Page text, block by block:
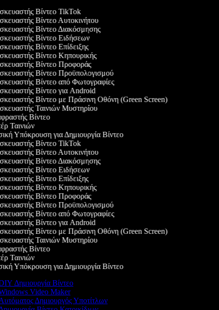
Βίντεο TikTok
Βίντεο Αυτοκινήτου
Βίντεο Διακόσμησης
Βίντεο Ειδήσεων
Βίντεο Επίδειξης
Βίντεο Κηπουρικής
Βίντεο Προφοράς
Βίντεο Προϋπολογισμού
Βίντεο από Φωτογραφίες
Βίντεο για Android
Βίντεο με Πράσινη Οθόνη (Green Screen)
Ταινιών Μυστηρίου
Βίντεο
Ταινιών
Υπόκρουση για Δημιουργία Βίντεο
Βίντεο TikTok
Βίντεο Αυτοκινήτου
Βίντεο Διακόσμησης
Βίντεο Ειδήσεων
Βίντεο Επίδειξης
Βίντεο Κηπουρικής
Βίντεο Προφοράς
Βίντεο Προϋπολογισμού
Βίντεο από Φωτογραφίες
Βίντεο για Android
Βίντεο με Πράσινη Οθόνη (Green Screen)
Ταινιών Μυστηρίου
Βίντεο
Ταινιών
Υπόκρουση για Δημιουργία Βίντεο
Δημιουργία Βίντεο
Video Maker
Δημιουργός Υποτίτλων